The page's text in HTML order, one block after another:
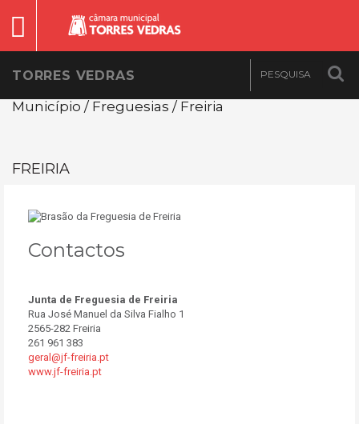
TORRES VEDRAS
Município / Freguesias / Freiria
FREIRIA
Contactos
Junta de Freguesia de Freiria
Rua José Manuel da Silva Fialho 1
2565-282 Freiria
261 961 383
geral@jf-freiria.pt
www.jf-freiria.pt